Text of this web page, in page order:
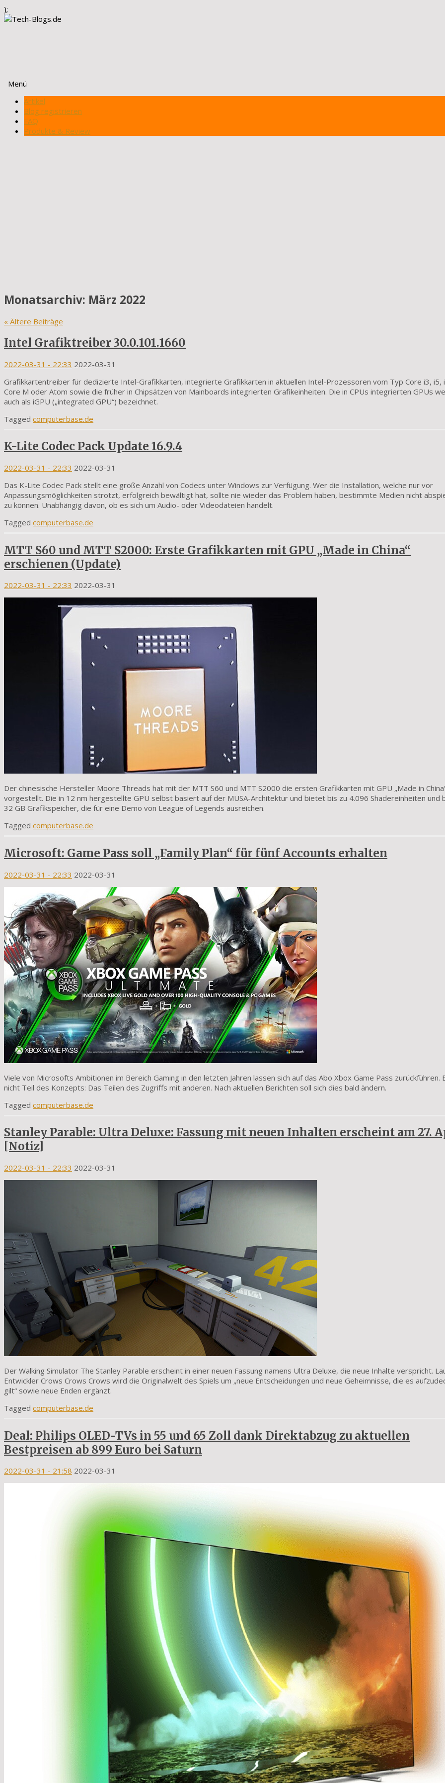
);
Menü
Zum
Inhalt
springen
Artikel
Blog registrieren
FAQ
Produkte & Review
Monatsarchiv: März 2022
« Ältere Beiträge
Intel Grafiktreiber 30.0.101.1660
2022-03-31 - 22:33 2022-03-31
Grafikkartentreiber für dedizierte Intel-Grafikkarten, integrierte Grafikkarten in aktuellen Intel-Prozessoren vom Typ Core i3, i5,
Core M oder Atom sowie die früher in Chipsätzen von Mainboards integrierten Grafikeinheiten. Die in CPUs integrierten GPUs
auch als iGPU („integrated GPU“) bezeichnet.
Tagged computerbase.de
K-Lite Codec Pack Update 16.9.4
2022-03-31 - 22:33 2022-03-31
Das K-Lite Codec Pack stellt eine große Anzahl von Codecs unter Windows zur Verfügung. Wer die Installation, welche nur vor
Anpassungsmöglichkeiten strotzt, erfolgreich bewältigt hat, sollte nie wieder das Problem haben, bestimmte Medien nicht
zu können. Unabhängig davon, ob es sich um Audio- oder Videodateien handelt.
Tagged computerbase.de
MTT S60 und MTT S2000: Erste Grafikkarten mit GPU „Made in China“
erschienen (Update)
2022-03-31 - 22:33 2022-03-31
Der chinesische Hersteller Moore Threads hat mit der MTT S60 und MTT S2000 die ersten Grafikkarten mit GPU „Made in
vorgestellt. Die in 12 nm hergestellte GPU selbst basiert auf der MUSA-Architektur und bietet bis zu 4.096 Shadereinheiten und
32 GB Grafikspeicher, die für eine Demo von League of Legends ausreichen.
Tagged computerbase.de
Microsoft: Game Pass soll „Family Plan“ für fünf Accounts erhalten
2022-03-31 - 22:33 2022-03-31
Viele von Microsofts Ambitionen im Bereich Gaming in den letzten Jahren lassen sich auf das Abo Xbox Game Pass zurückführen.
nicht Teil des Konzepts: Das Teilen des Zugriffs mit anderen. Nach aktuellen Berichten soll sich dies bald ändern.
Tagged computerbase.de
Stanley Parable: Ultra Deluxe: Fassung mit neuen Inhalten erscheint am 27.
[Notiz]
2022-03-31 - 22:33 2022-03-31
Der Walking Simulator The Stanley Parable erscheint in einer neuen Fassung namens Ultra Deluxe, die neue Inhalte verspricht.
Entwickler Crows Crows Crows wird die Originalwelt des Spiels um „neue Entscheidungen und neue Geheimnisse, die es
gilt“ sowie neue Enden ergänzt.
Tagged computerbase.de
Deal: Philips OLED-TVs in 55 und 65 Zoll dank Direktabzug zu aktuellen
Bestpreisen ab 899 Euro bei Saturn
2022-03-31 - 21:58 2022-03-31